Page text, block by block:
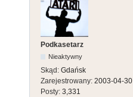
Podkasetarz
Nieaktywny
Skąd: Gdańsk
Zarejestrowany: 2003-04-30
Posty: 3,331